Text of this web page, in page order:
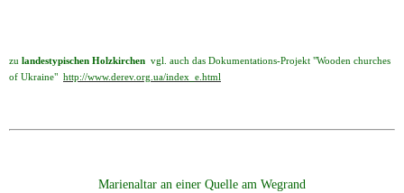
zu landestypischen Holzkirchen vgl. auch das Dokumentations-Projekt "Wooden churches
of Ukraine" http://www.derev.org.ua/index_e.html
Marienaltar an einer Quelle am Wegrand